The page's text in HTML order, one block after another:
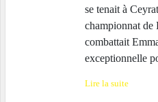
se tenait à
championnat de
combattait
exceptionnelle
Lire la suite